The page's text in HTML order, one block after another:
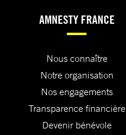
AMNESTY FRANCE
Nous connaître
Notre organisation
Nos engagements
Transparence financière
Devenir bénévole